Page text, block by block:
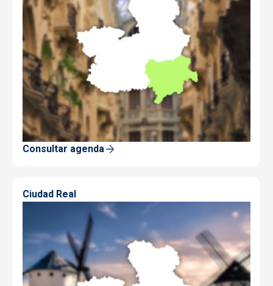
Consultar agenda
Ciudad Real